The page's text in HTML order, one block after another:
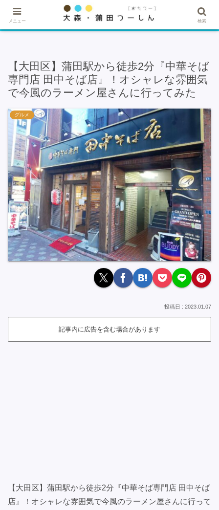
★記事・広告掲載希望はこちら★
【大田区】蒲田駅から徒歩2分『中華そば
専門店 田中そば店』！オシャレな雰囲気
で今風のラーメン屋さんに行ってみた
グルメ
2023.01.07
記事内に広告を含む場合があります
【大田区】蒲田駅から徒歩2分『中華そば専門店 田中そば
店』！オシャレな雰囲気で今風のラーメン屋さんに行って
メニュー 検索